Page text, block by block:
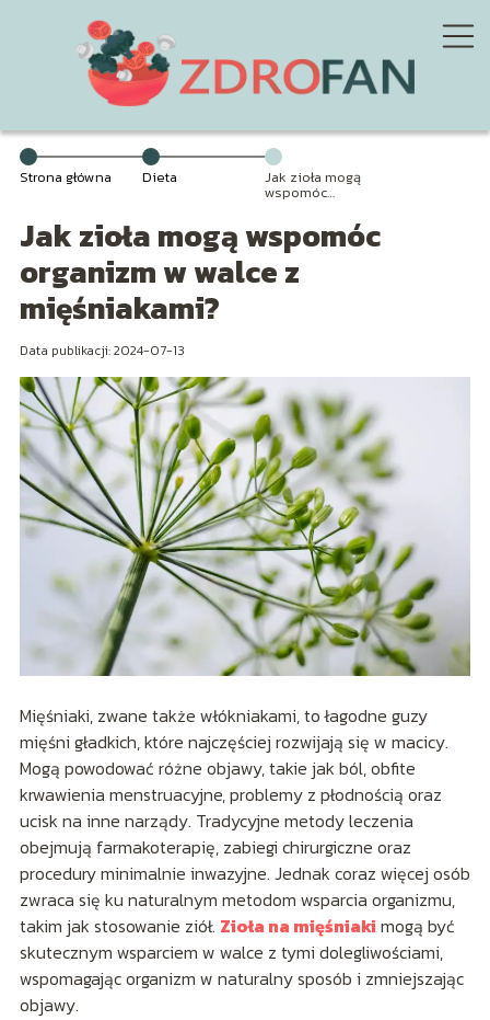
Strona główna Dieta Jak zioła mogą
wspomóc
mięśniakami?
Jak zioła mogą wspomóc
organizm w walce z
mięśniakami?
Data publikacji: 2024-07-13
Mięśniaki, zwane także włókniakami, to łagodne guzy
mięśni gładkich, które najczęściej rozwijają się w macicy.
Mogą powodować różne objawy, takie jak ból, obfite
krwawienia menstruacyjne, problemy z płodnością oraz
ucisk na inne narządy. Tradycyjne metody leczenia
obejmują farmakoterapię, zabiegi chirurgiczne oraz
procedury minimalnie inwazyjne. Jednak coraz więcej osób
zwraca się ku naturalnym metodom wsparcia organizmu,
takim jak stosowanie ziół. Zioła na mięśniaki mogą być
skutecznym wsparciem w walce z tymi dolegliwościami,
wspomagając organizm w naturalny sposób i zmniejszając
objawy.